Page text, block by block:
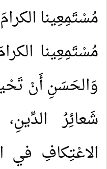
مُسْتَمِعِينا
مُسْتَمِعِينا
وَالحَسَنِ أَنْ
شَعائِرُ
الاعْتِكافِ في